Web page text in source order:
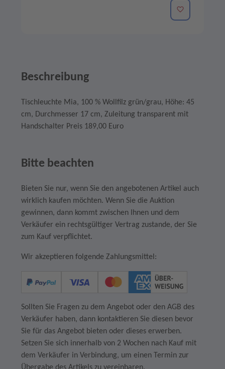
Merken
Beschreibung
Tischleuchte Mia, 100 % Wollfilz grün/grau, Höhe: 45
cm, Durchmesser 17 cm, Zuleitung transparent mit
Handschalter Preis 189,00 Euro
Bitte beachten
Bieten Sie nur, wenn Sie den angebotenen Artikel auch
wirklich kaufen möchten. Wenn Sie die Auktion
gewinnen, dann kommt zwischen Ihnen und dem
Verkäufer ein rechtsgültiger Vertrag zustande, der Sie
zum Kauf verpflichtet.
Wir akzeptieren folgende Zahlungsmittel:
Sollten Sie Fragen zu dem Angebot oder den AGB des
Verkäufer haben, dann kontaktieren Sie diesen bevor
Sie für das Angebot bieten oder dieses erwerben.
Setzen Sie sich innerhalb von 2 Wochen nach Kauf mit
dem Verkäufer in Verbindung, um einen Termin zur